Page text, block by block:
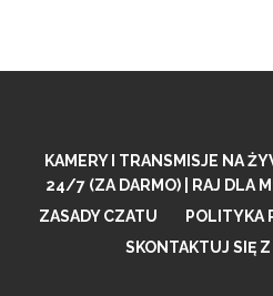
KAMERY I TRANSMISJE NA
24/7 (ZA DARMO) | RAJ DLA
ZASADY CZATU
POLITYKA
SKONTAKTUJ SIĘ Z